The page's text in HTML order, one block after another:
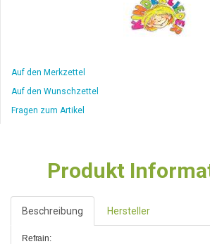
Auf den Merkzettel
Auf den Wunschzettel
Fragen zum Artikel
Produkt
Beschreibung Hersteller
Refrain: